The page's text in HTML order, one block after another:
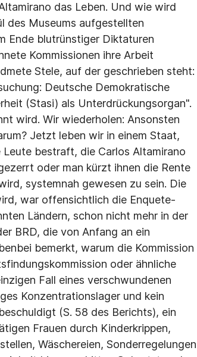
das Leben. Und wie wird
des Museums aufgestellten
Ende blutrünstiger Diktaturen
Kommissionen ihre Arbeit
Stele, auf der geschrieben steht:
Deutsche Demokratische
(Stasi) als Unterdrückungsorgan".
wird. Wir wiederholen: Ansonsten
Jetzt leben wir in einem Staat,
bestraft, die Carlos Altamirano
oder man kürzt ihnen die Rente
systemnah gewesen zu sein. Die
war offensichtlich die Enquete-
Ländern, schon nicht mehr in der
BRD, die von Anfang an ein
bemerkt, warum die Kommission
oder ähnliche
Fall eines verschwundenen
Konzentrationslager und kein
(S. 58 des Berichts), ein
Frauen durch Kinderkrippen,
Wäschereien, Sonderregelungen